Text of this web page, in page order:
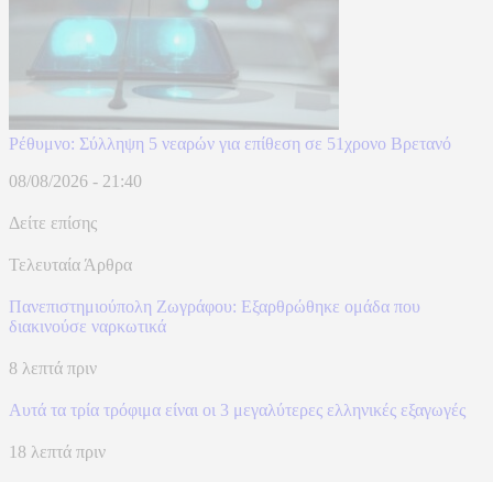
Ρέθυμνο: Σύλληψη 5 νεαρών για επίθεση σε 51χρονο Βρετανό
08/08/2026 - 21:40
Δείτε επίσης
Τελευταία Άρθρα
Πανεπιστημιούπολη Ζωγράφου: Εξαρθρώθηκε ομάδα που
διακινούσε ναρκωτικά
8 λεπτά πριν
Αυτά τα τρία τρόφιμα είναι οι 3 μεγαλύτερες ελληνικές εξαγωγές
18 λεπτά πριν